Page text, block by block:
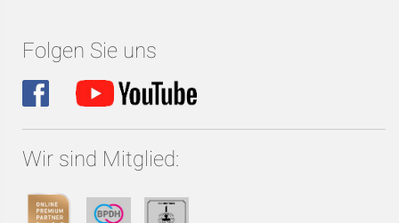
Folgen Sie uns
Wir sind Mitglied: